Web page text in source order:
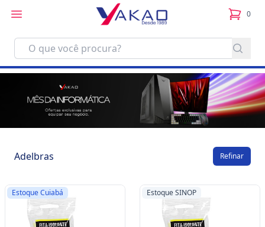
0
itens
Adelbras Refinar
Estoque Cuiabá Estoque SINOP